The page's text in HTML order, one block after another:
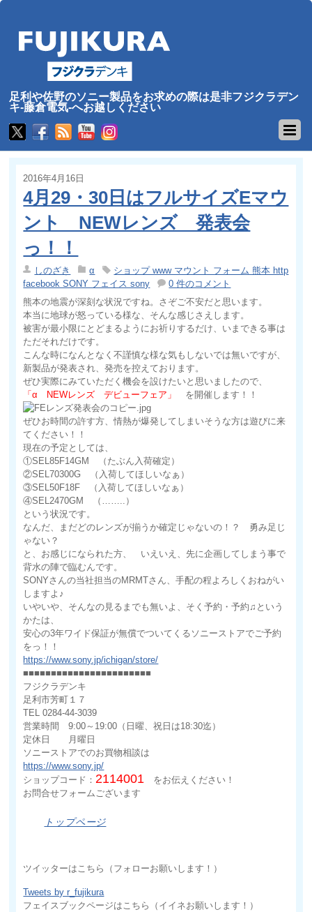
足利や佐野のソニー製品をお求めの際は是非フジクラデン
キ-藤倉電気-へお越しください
2016年4月16日
4月29・30日はフルサイズEマウ
ント NEWレンズ 発表会
っ！！
しのざき α
ショップ www マウント フォーム 熊本 http
facebook SONY フェイス sony
0 件のコメント
熊本の地震が深刻な状況ですね。さぞご不安だと思います。
本当に地球が怒っている様な、そんな感じさえします。
被害が最小限にとどまるようにお祈りするだけ、いまできる事は
ただそれだけです。
こんな時になんとなく不謹慎な様な気もしないでは無いですが、
新製品が発表され、発売を控えております。
ぜひ実際にみていただく機会を設けたいと思いましたので、
「α NEWレンズ デビューフェア」
を開催します！！
ぜひお時間の許す方、情熱が爆発してしまいそうな方は遊びに来
てください！！
現在の予定としては、
①SEL85F14GM （たぶん入荷確定）
②SEL70300G （入荷してほしいなぁ）
③SEL50F18F （入荷してほしいなぁ）
④SEL2470GM （……..）
という状況です。
なんだ、まだどのレンズが揃うか確定じゃないの！？ 勇み足じ
ゃない？
と、お感じになられた方、 いえいえ、先に企画してしまう事で
背水の陣で臨むんです。
SONYさんの当社担当のMRMTさん、手配の程よろしくおねがい
しますよ♪
いやいや、そんなの見るまでも無いよ、そく予約・予約♫という
かたは、
安心の3年ワイド保証が無償でついてくるソニーストアでご予約
をっ！！
https://www.sony.jp/ichigan/store/
■■■■■■■■■■■■■■■■■■■■■■■
フジクラデンキ
足利市芳町１７
TEL 0284-44-3039
営業時間 9:00～19:00（日曜、祝日は18:30迄）
定休日 月曜日
ソニーストアでのお買物相談は
https://www.sony.jp/
ショップコード： 2114001 をお伝えください！
お問合せフォームございます
トップページ
ツイッターはこちら（フォローお願いします！）
Tweets by r_fujikura
フェイスブックページはこちら（イイネお願いします！）